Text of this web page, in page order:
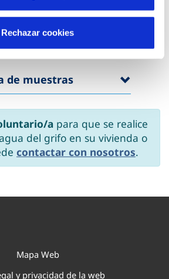
Rechazar cookies
de muestras
apara que se realice
del grifo en su vivienda o
contactar con nosotros.
Mapa Web
y privacidad de la web